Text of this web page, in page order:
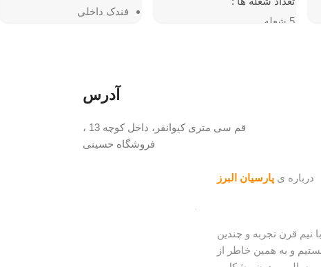
5 شعله
فندک داخلی
پایه‌های قابل تنظیم
شبکه چدنی مقاوم
ابعاد: 90x60x90 سانتی‌متر
آدرس
قم سی متری کیوانفر، داخل کوچه 13 ،
فروشگاه حسینی
درباره ی پارسیان البرز
شده و با نیم قرن تجربه و چندین
و به همین خاطر از